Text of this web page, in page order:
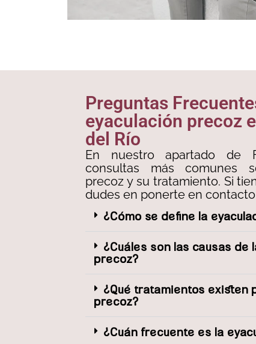
Preguntas
eyaculación precoz
del Río
En nuestro apartado de
consultas más comunes
precoz y su tratamiento. Si
dudes en ponerte en
¿Cómo se define la
¿Cuáles son las causas de
precoz?
¿Qué tratamientos existen
precoz?
¿Cuán frecuente es la